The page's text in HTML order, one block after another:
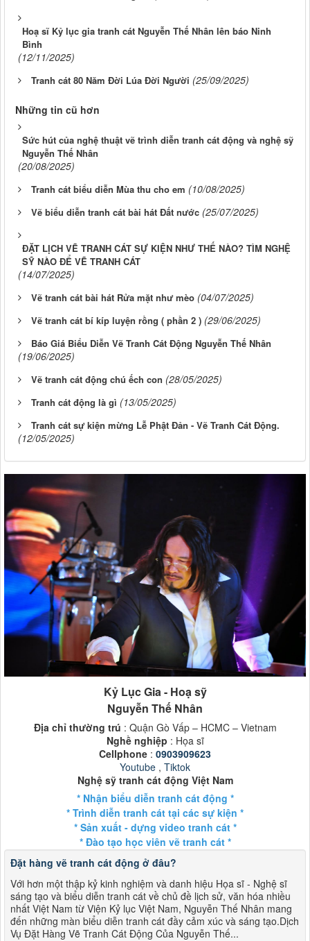
Hoạ sĩ Kỷ lục gia tranh cát Nguyễn Thế Nhân lên báo Ninh
Bình
(12/11/2025)
Tranh cát 80 Năm Đời Lúa Đời Người (25/09/2025)
Những tin cũ hơn
Sức hút của nghệ thuật vẽ trình diễn tranh cát động và nghệ sỹ
Nguyễn Thế Nhân
(20/08/2025)
Tranh cát biểu diễn Mùa thu cho em (10/08/2025)
Vẽ biểu diễn tranh cát bài hát Đất nước (25/07/2025)
ĐẶT LỊCH VẼ TRANH CÁT SỰ KIỆN NHƯ THẾ NÀO? TÌM NGHỆ
SỸ NÀO ĐỂ VẼ TRANH CÁT
(14/07/2025)
Vẽ tranh cát bài hát Rửa mặt như mèo (04/07/2025)
Vẽ tranh cát bí kíp luyện rồng ( phần 2 ) (29/06/2025)
Báo Giá Biểu Diễn Vẽ Tranh Cát Động Nguyễn Thế Nhân
(19/06/2025)
Vẽ tranh cát động chú ếch con (28/05/2025)
Tranh cát động là gì (13/05/2025)
Tranh cát sự kiện mừng Lễ Phật Đản - Vẽ Tranh Cát Động.
(12/05/2025)
Kỷ Lục Gia - Hoạ sỹ
Nguyễn Thế Nhân
Địa chỉ thường trú : Quận Gò Vấp – HCMC – Vietnam
Nghề nghiệp : Họa sĩ
Cellphone : 0903909623
Youtube , Tiktok
Nghệ sỹ tranh cát động Việt Nam
* Nhận biểu diễn tranh cát động *
* Trình diễn tranh cát tại các sự kiện *
* Sản xuất - dựng video tranh cát *
* Đào tạo học viên vẽ tranh cát *
Đặt hàng vẽ tranh cát động ở đâu?
Với hơn một thập kỷ kinh nghiệm và danh hiệu Họa sĩ - Nghệ sĩ
sáng tạo và biểu diễn tranh cát về chủ đề lịch sử, văn hóa nhiều
nhất Việt Nam từ Viện Kỷ lục Việt Nam, Nguyễn Thế Nhân mang
đến những màn biểu diễn tranh cát đầy cảm xúc và sáng tạo.Dịch
Vụ Đặt Hàng Vẽ Tranh Cát Động Của Nguyễn Thế...